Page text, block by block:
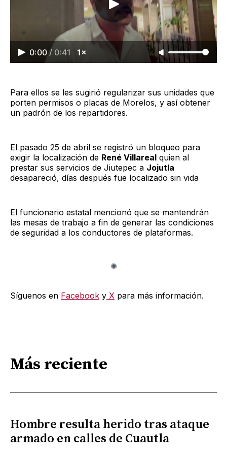
0:00 / 0:41 1×
Para ellos se les sugirió regularizar sus unidades que
porten permisos o placas de Morelos, y así obtener
un padrón de los repartidores.
El pasado 25 de abril se registró un bloqueo para
exigir la localización de René Villareal quien al
prestar sus servicios de Jiutepec a Jojutla
desapareció, días después fue localizado sin vida
El funcionario estatal mencionó que se mantendrán
las mesas de trabajo a fin de generar las condiciones
de seguridad a los conductores de plataformas.
Síguenos en Facebook y X para más información.
Más reciente
Hombre resulta herido tras ataque
armado en calles de Cuautla